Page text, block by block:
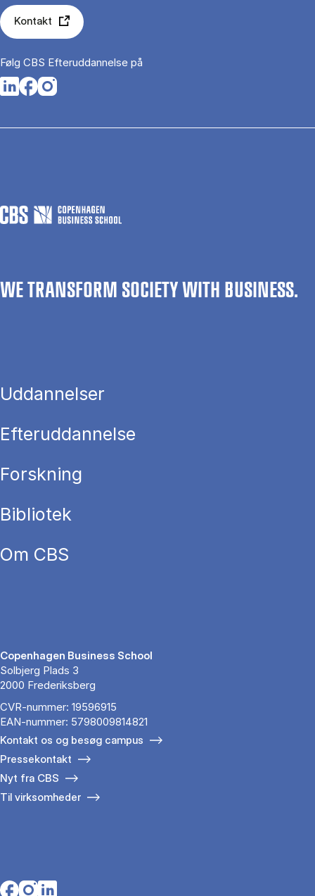
Kontakt
Følg CBS Efteruddannelse på
Opens in a new tab
Opens in a new tab
Opens in a new tab
WE TRANSFORM SOCIETY WITH BUSINESS.
Uddannelser
Efteruddannelse
Forskning
Bibliotek
Om CBS
Copenhagen Business School
Solbjerg Plads 3
2000 Frederiksberg
CVR-nummer: 19596915
EAN-nummer: 5798009814821
Kontakt os og besøg campus
Pressekontakt
Nyt fra CBS
Til virksomheder
Opens in a new tab
Opens in a new tab
Opens in a new tab